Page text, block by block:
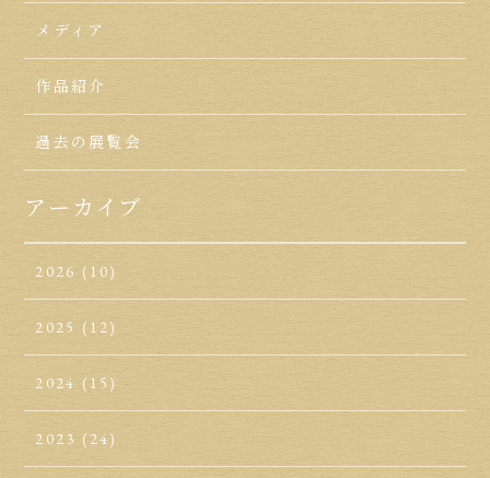
メディア
作品紹介
過去の展覧会
アーカイブ
2026 (10)
2025 (12)
2024 (15)
2023 (24)